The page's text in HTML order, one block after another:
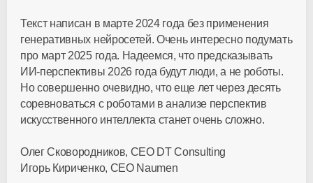
Текст написан в марте 2024 года без применения
генеративных нейросетей. Очень интересно подумать
про март 2025 года. Надеемся, что предсказывать
ИИ-перспективы 2026 года будут люди, а не роботы.
Но совершенно очевидно, что еще лет через десять
соревноваться с роботами в анализе перспектив
искусственного интеллекта станет очень сложно.
Олег Сковородников, CEO DT Consulting
Игорь Кириченко, CEO Naumen